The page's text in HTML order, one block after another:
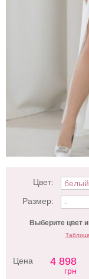
Цвет:
Размер:
Выберите цвет
Цена 4 898
грн